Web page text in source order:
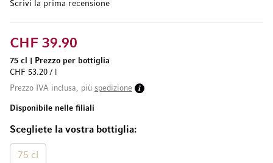
Scrivi la prima recensione
Scegliete la vostra bottiglia
75 cl
CHF 39.90
75 cl
Prezzo per bottiglia
CHF 53.20 / l
Prezzo IVA inclusa, più spedizione
Disponibile nelle filiali